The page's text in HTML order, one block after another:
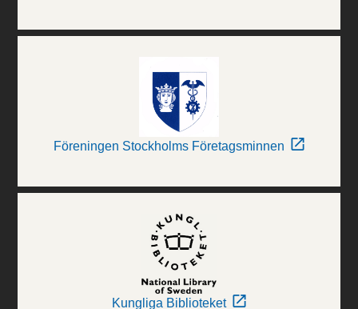
Föreningen Stockholms Företagsminnen
Kungliga Biblioteket